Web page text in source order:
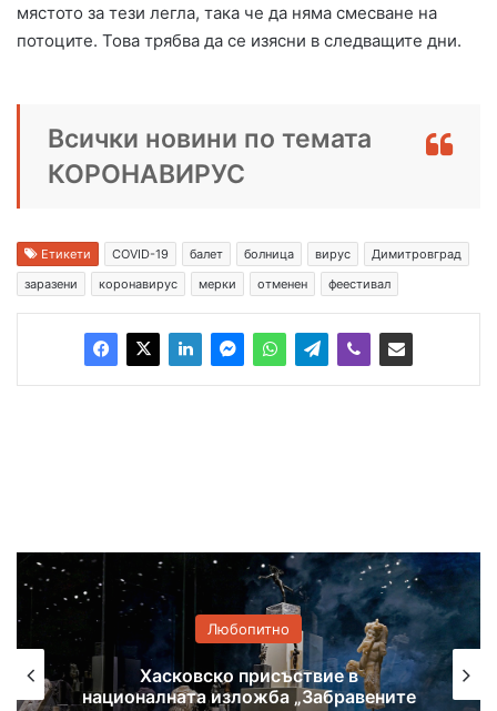
мястото за тези легла, така че да няма смесване на
потоците. Това трябва да се изясни в следващите дни.
Всички новини по темата
КОРОНАВИРУС
Етикети COVID-19 балет болница вирус
Димитровград
заразени
коронавирус мерки отменен феестивал
Любопитно
Самодейци се събират на фолклорен